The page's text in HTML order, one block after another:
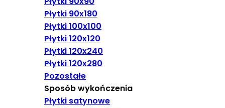
Płytki 90x180
Płytki 100x100
Płytki 120x120
Płytki 120x240
Płytki 120x280
Pozostałe
Sposób wykończenia
Płytki satynowe